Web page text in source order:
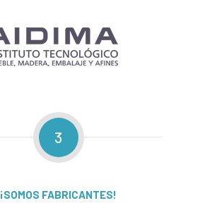
3
¡SOMOS FABRICANTES!